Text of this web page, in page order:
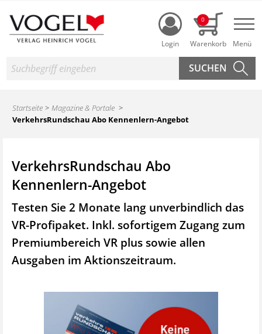
Login
0
Suche
Startseite
Magazine & Portale
VerkehrsRundschau Abo Kennenlern-Angebot
VerkehrsRundschau Abo
Kennenlern-Angebot
Testen Sie 2 Monate lang unverbindlich das
VR-Profipaket. Inkl. sofortigem Zugang zum
Premiumbereich VR plus sowie allen
Ausgaben im Aktionszeitraum.